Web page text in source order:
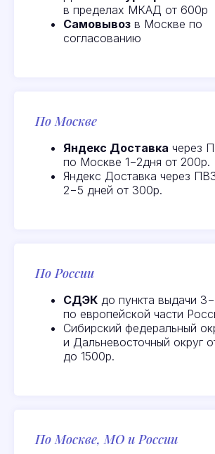
в пределах МКАД от 600р
Самовывоз в Москве по
согласованию
По Москве
Яндекс Доставка через
по Москве 1−2дня от 200р.
Яндекс Доставка через
2−5 дней от 300р.
По России
СДЭК до пункта выдачи
по европейской части
Сибирский федеральный
и Дальневосточный округ
до 1500р.
По Москве, МО и России